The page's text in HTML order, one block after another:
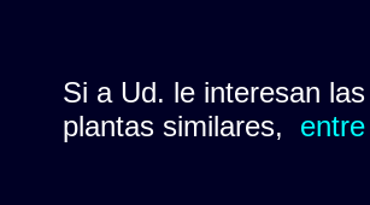
Si a Ud. le interesan
plantas similares,